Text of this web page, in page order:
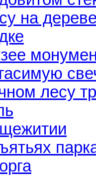
на
лесу